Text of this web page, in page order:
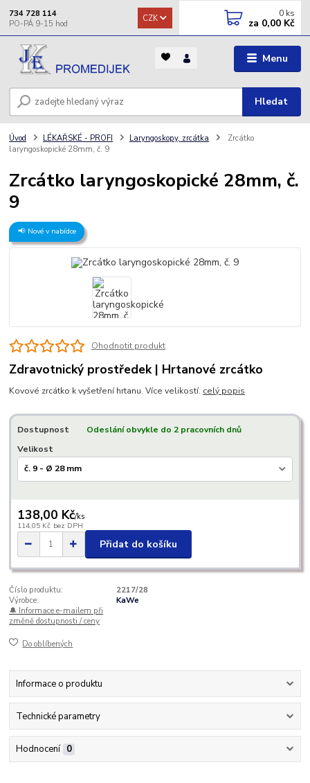
Menu
CZK
Hledat
734 728 114 0 ks
za 0,00 Kč
Úvod LÉKAŘSKÉ - PROFI Laryngoskopy, zrcátka
Zrcátko
laryngoskopické 28mm, č. 9
Zrcátko laryngoskopické 28mm, č.
9
📢 Nové v nabídce
Ohodnotit produkt
Zdravotnický prostředek | Hrtanové zrcátko
Kovové zrcátko k vyšetření hrtanu. Více velikostí. celý popis
Dostupnost
Odeslání obvykle do 2 pracovních dnů
Velikost
138,00 Kč/ks
114,05 Kč bez DPH
Přidat do košíku
Číslo produktu:
2217/28
Výrobce:
KaWe
🔔 Informace e-mailem při
změně dostupnosti / ceny
Do oblíbených
Informace o produktu
Technické parametry
Hodnocení 0